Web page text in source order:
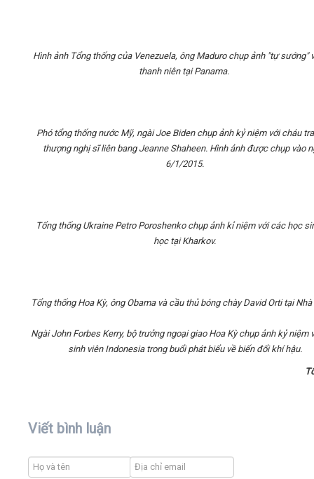
Hình ảnh Tổng thống của Venezuela, ông Maduro chụp ảnh "tự sướng"
thanh niên tại Panama.
Phó tổng thống nước Mỹ, ngài Joe Biden chụp ảnh kỷ niệm với cháu
thượng nghị sĩ liên bang Jeanne Shaheen. Hình ảnh được chụp vào
6/1/2015.
Tổng thống Ukraine Petro Poroshenko chụp ảnh kỉ niệm với các học
học tại Kharkov.
Tổng thống Hoa Kỳ, ông Obama và cầu thủ bóng chày David Orti tại Nhà
Ngài John Forbes Kerry, bộ trưởng ngoại giao Hoa Kỳ chụp ảnh kỷ niệm
sinh viên Indonesia trong buổi phát biểu về biến đổi khí hậu.
Viết bình luận